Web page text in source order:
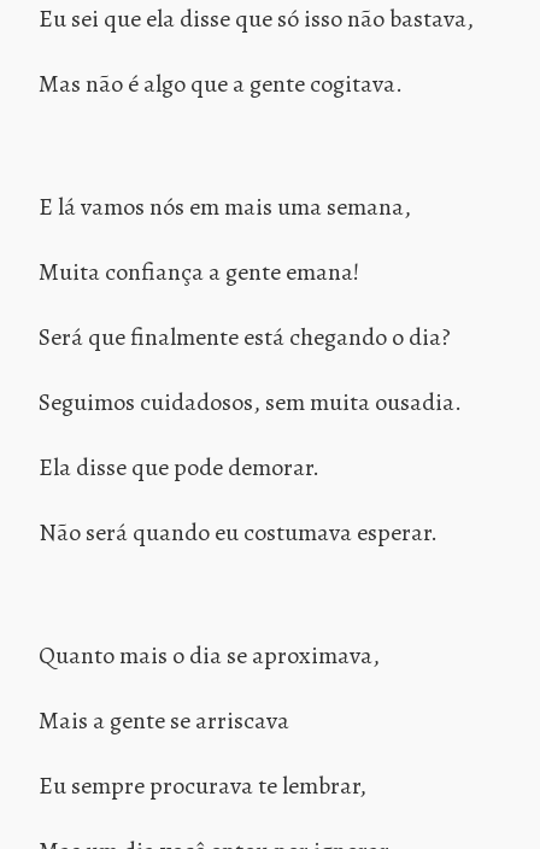
Eu sei que ela disse que só isso não bastava,
Mas não é algo que a gente cogitava.
E lá vamos nós em mais uma semana,
Muita confiança a gente emana!
Será que finalmente está chegando o dia?
Seguimos cuidadosos, sem muita ousadia.
Ela disse que pode demorar.
Não será quando eu costumava esperar.
Quanto mais o dia se aproximava,
Mais a gente se arriscava
Eu sempre procurava te lembrar,